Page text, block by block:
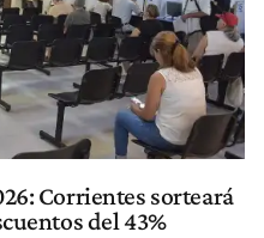
Corrientes sorteará
del 43%